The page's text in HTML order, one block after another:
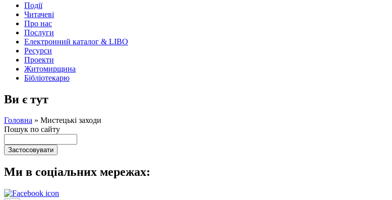
Події
Читачеві
Про нас
Послуги
Електронний каталог & LIBO
Ресурси
Проекти
Житомирщина
Бібліотекарю
Ви є тут
Головна » Мистецькі заходи
Пошук по сайту
Ми в соціальних мережах: